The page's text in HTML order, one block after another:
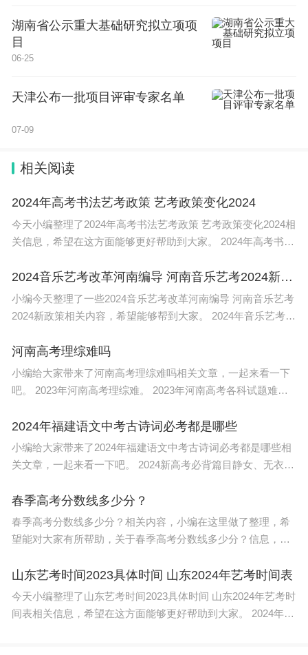
湖南省公示重大基础研究拟立项项
目
06-25
天津公布一批项目评审专家名单
07-09
相关阅读
2024年高考书法艺考政策 艺考政策变化2024
今天小编整理了2024年高考书法艺考政策 艺考政策变化2024相
关信息，希望在这方面能够更好帮助到大家。 2024年高考书法
由各省或院校
2024音乐艺考改革河南编导 河南音乐艺考2024新政策
小编今天整理了一些2024音乐艺考改革河南编导 河南音乐艺考
2024新政策相关内容，希望能够帮到大家。 2024年音乐艺考最
更加
河南高考理综难吗
小编给大家带来了河南高考理综难吗相关文章，一起来看一下
吧。 2023年河南高考理综难。 2023年河南高考各科试题难度
尤其是河南历史
2024年福建语文中考古诗词必考都是哪些
小编给大家带来了2024年福建语文中考古诗词必考都是哪些相
关文章，一起来看一下吧。 2024新高考必背篇目静女、无衣、
春江花月夜、蜀道难、梦
春季高考分数线多少分？
春季高考分数线多少分？相关内容，小编在这里做了整理，希
望能对大家有所帮助，关于春季高考分数线多少分？信息，一
1、春季高考学前教育学
山东艺考时间2023具体时间 山东2024年艺考时间表
今天小编整理了山东艺考时间2023具体时间 山东2024年艺考时
间表相关信息，希望在这方面能够更好帮助到大家。 2024年山